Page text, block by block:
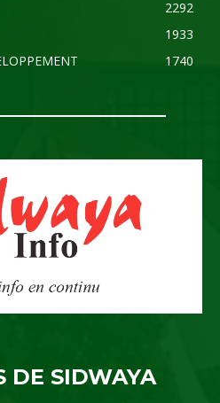
2292
1933
1740
DE SIDWAYA